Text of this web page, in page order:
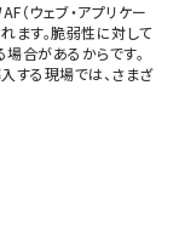
（ウェブ・アプリケー
れます。脆弱性に対して
場合があるからです。
する現場では、さまざ